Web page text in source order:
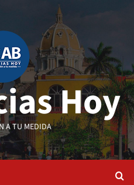
Hoy
A TU MEDIDA